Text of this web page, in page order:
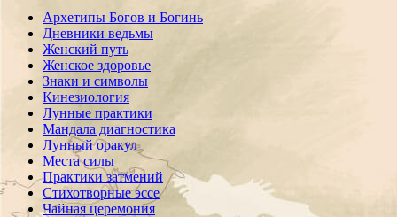
Архетипы Богов и Богинь
Дневники ведьмы
Женский путь
Женское здоровье
Знаки и символы
Кинезиология
Лунные практики
Мандала диагностика
Лунный оракул
Места силы
Практики затмений
Стихотворные эссе
Чайная церемония